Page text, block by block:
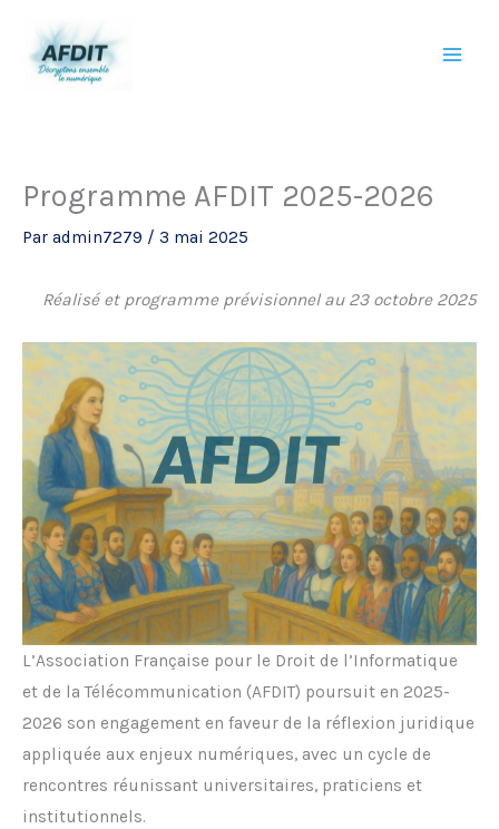
contenu
Programme AFDIT 2025-2026
Par admin7279 / 3 mai 2025
Réalisé et programme prévisionnel au 23 octobre 2025
L’Association Française pour le Droit de l’Informatique
et de la Télécommunication (AFDIT) poursuit en 2025-
2026 son engagement en faveur de la réflexion juridique
appliquée aux enjeux numériques, avec un cycle de
rencontres réunissant universitaires, praticiens et
institutionnels.